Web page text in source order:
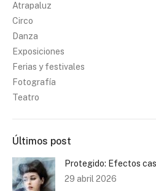
Atrapaluz
Circo
Danza
Exposiciones
Ferias y festivales
Fotografía
Teatro
Últimos post
Protegido: Efectos
29 abril 2026